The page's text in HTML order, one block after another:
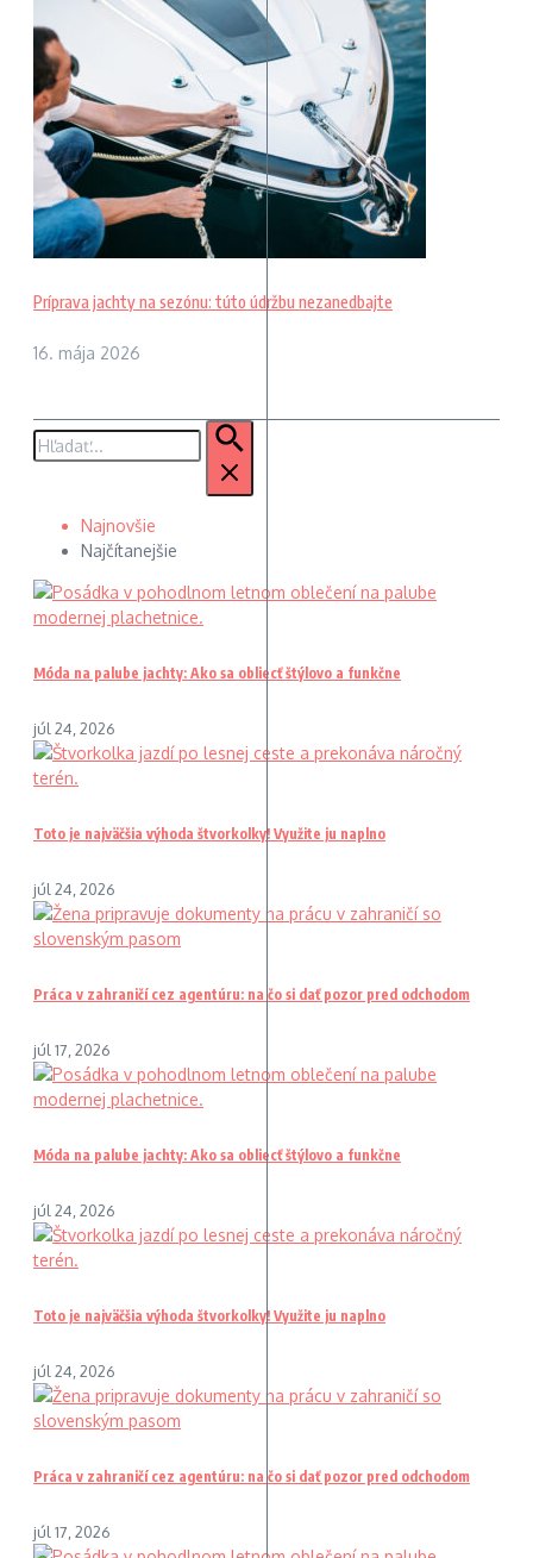
Príprava jachty na sezónu: túto údržbu nezanedbajte
16. mája 2026
Hľadať:
Najnovšie
Najčítanejšie
Móda na palube jachty: Ako sa obliecť štýlovo a funkčne
júl 24, 2026
Toto je najväčšia výhoda štvorkolky! Využite ju naplno
júl 24, 2026
Práca v zahraničí cez agentúru: na čo si dať pozor pred odchodom
júl 17, 2026
Móda na palube jachty: Ako sa obliecť štýlovo a funkčne
júl 24, 2026
Toto je najväčšia výhoda štvorkolky! Využite ju naplno
júl 24, 2026
Práca v zahraničí cez agentúru: na čo si dať pozor pred odchodom
júl 17, 2026